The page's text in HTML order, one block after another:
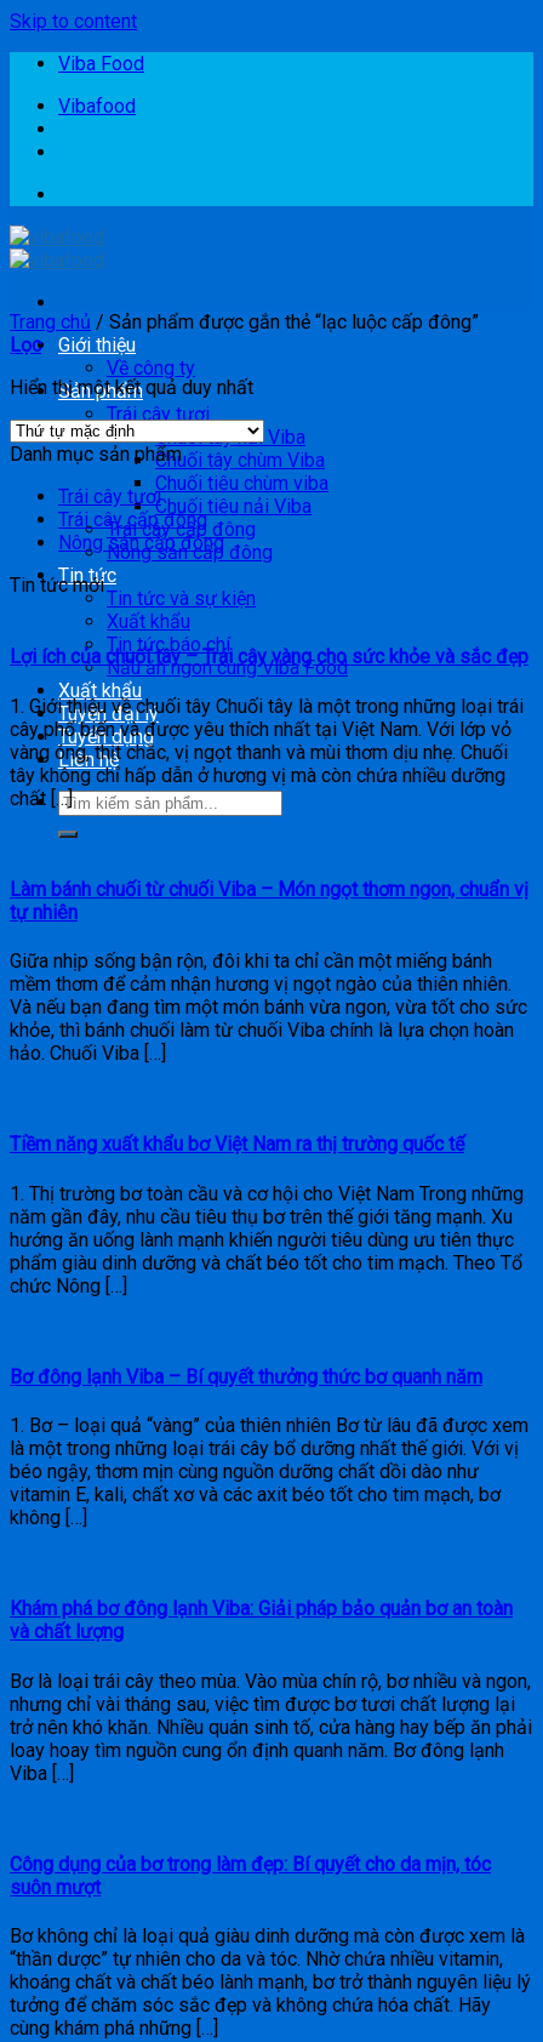
Skip to content
Viba Food
Vibafood
Giới thiệu
Về công ty
Sản phẩm
Trái cây tươi
Chuối tây nải Viba
Chuối tây chùm Viba
Chuối tiêu chùm viba
Chuối tiêu nải Viba
Trái cây cấp đông
Nông sản cấp đông
Tin tức
Tin tức và sự kiện
Xuất khẩu
Tin tức báo chí
Nấu ăn ngon cùng Viba Food
Xuất khẩu
Tuyển đại lý
Tuyển dụng
Liên hệ
Trang chủ / Sản phẩm được gắn thẻ “lạc luộc cấp đông”
Lọc
Hiển thị một kết quả duy nhất
Danh mục sản phẩm
Trái cây tươi
Trái cây cấp đông
Nông sản cấp đông
Tin tức mới
Lợi ích của chuối tây – Trái cây vàng cho sức khỏe và sắc đẹp
1. Giới thiệu về chuối tây Chuối tây là một trong những loại trái
cây phổ biến và được yêu thích nhất tại Việt Nam. Với lớp vỏ
vàng óng, thịt chắc, vị ngọt thanh và mùi thơm dịu nhẹ. Chuối
tây không chỉ hấp dẫn ở hương vị mà còn chứa nhiều dưỡng
chất […]
Làm bánh chuối từ chuối Viba – Món ngọt thơm ngon, chuẩn vị
tự nhiên
Giữa nhịp sống bận rộn, đôi khi ta chỉ cần một miếng bánh
mềm thơm để cảm nhận hương vị ngọt ngào của thiên nhiên.
Và nếu bạn đang tìm một món bánh vừa ngon, vừa tốt cho sức
khỏe, thì bánh chuối làm từ chuối Viba chính là lựa chọn hoàn
hảo. Chuối Viba […]
Tiềm năng xuất khẩu bơ Việt Nam ra thị trường quốc tế
1. Thị trường bơ toàn cầu và cơ hội cho Việt Nam Trong những
năm gần đây, nhu cầu tiêu thụ bơ trên thế giới tăng mạnh. Xu
hướng ăn uống lành mạnh khiến người tiêu dùng ưu tiên thực
phẩm giàu dinh dưỡng và chất béo tốt cho tim mạch. Theo Tổ
chức Nông […]
Bơ đông lạnh Viba – Bí quyết thưởng thức bơ quanh năm
1. Bơ – loại quả “vàng” của thiên nhiên Bơ từ lâu đã được xem
là một trong những loại trái cây bổ dưỡng nhất thế giới. Với vị
béo ngậy, thơm mịn cùng nguồn dưỡng chất dồi dào như
vitamin E, kali, chất xơ và các axit béo tốt cho tim mạch, bơ
không […]
Khám phá bơ đông lạnh Viba: Giải pháp bảo quản bơ an toàn
và chất lượng
Bơ là loại trái cây theo mùa. Vào mùa chín rộ, bơ nhiều và ngon,
nhưng chỉ vài tháng sau, việc tìm được bơ tươi chất lượng lại
trở nên khó khăn. Nhiều quán sinh tố, cửa hàng hay bếp ăn phải
loay hoay tìm nguồn cung ổn định quanh năm. Bơ đông lạnh
Viba […]
Công dụng của bơ trong làm đẹp: Bí quyết cho da mịn, tóc
suôn mượt
Bơ không chỉ là loại quả giàu dinh dưỡng mà còn được xem là
“thần dược” tự nhiên cho da và tóc. Nhờ chứa nhiều vitamin,
khoáng chất và chất béo lành mạnh, bơ trở thành nguyên liệu lý
tưởng để chăm sóc sắc đẹp và không chứa hóa chất. Hãy
cùng khám phá những […]